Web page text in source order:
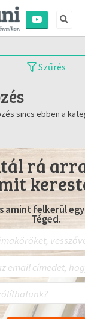
Szűrés
sincs ebben a
rá
amint felkerül
Téged.